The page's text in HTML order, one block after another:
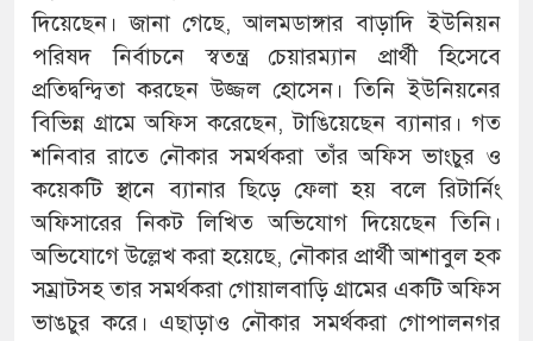
দিয়েছেন। জানা গেছে, আলমডাঙ্গার বাড়াদি ইউনিয়ন
পরিষদ নির্বাচনে স্বতন্ত্র চেয়ারম্যান প্রার্থী হিসেবে
প্রতিদ্বন্দ্বিতা করছেন উজ্জল হোসেন। তিনি ইউনিয়নের
বিভিন্ন গ্রামে অফিস করেছেন, টাঙিয়েছেন ব্যানার। গত
শনিবার রাতে নৌকার সমর্থকরা তাঁর অফিস ভাংচুর ও
কয়েকটি স্থানে ব্যানার ছিড়ে ফেলা হয় বলে রিটার্নিং
অফিসারের নিকট লিখিত অভিযোগ দিয়েছেন তিনি।
অভিযোগে উল্লেখ করা হয়েছে, নৌকার প্রার্থী আশাবুল হক
সম্রাটসহ তার সমর্থকরা গোয়ালবাড়ি গ্রামের একটি অফিস
ভাঙচুর করে। এছাড়াও নৌকার সমর্থকরা গোপালনগর